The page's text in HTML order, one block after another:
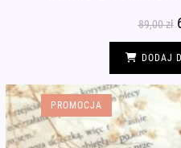
89,00zł
DODAJ
PROMOCJA